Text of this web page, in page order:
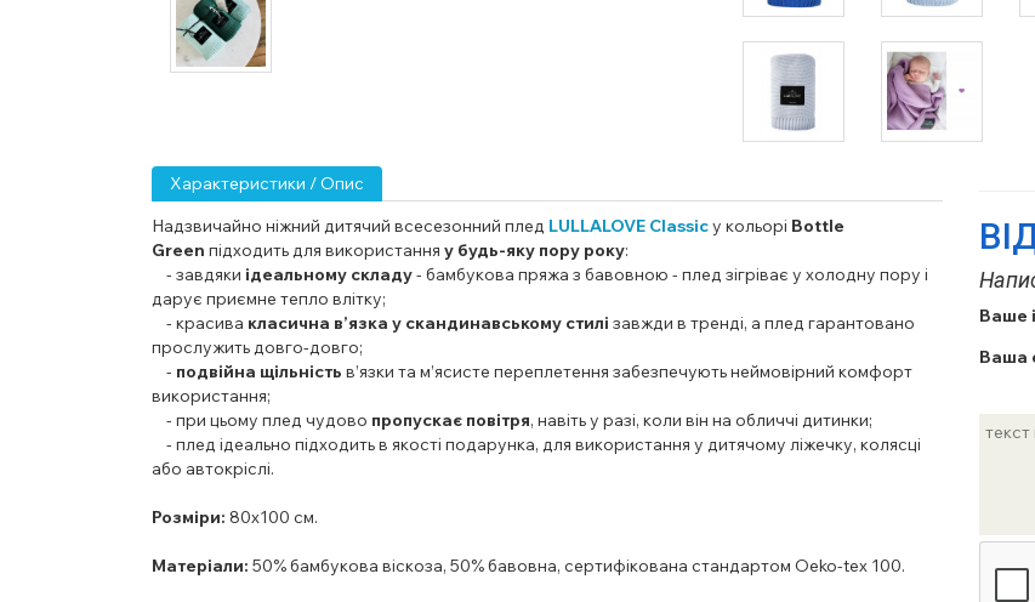
Характеристики / Опис
Надзвичайно ніжний дитячий всесезонний плед LULLALOVE Classicу кольорі Bottle
Green підходить для використання у будь-яку пору року:
- завдяки ідеальному складу- бамбукова пряжа з бавовною - плед зігріває у холодну пору і
дарує приємне тепло влітку;
- красива класична в’язка у скандинавському стилі завжди в тренді, а плед гарантовано
прослужить довго-довго;
- подвійна щільність в’язки та м’ясисте переплетення забезпечують неймовірний комфорт
використання;
- при цьому плед чудово пропускає повітря, навіть у разі, коли він на обличчі дитинки;
- плед ідеально підходить в якості подарунка, для використання у дитячому ліжечку, колясці
або автокріслі.
Розміри: 80х100 см.
Матеріали: 50% бамбукова віскоза, 50% бавовна, сертифікована стандартом Oeko-tex 100.
Ваше
Ваша